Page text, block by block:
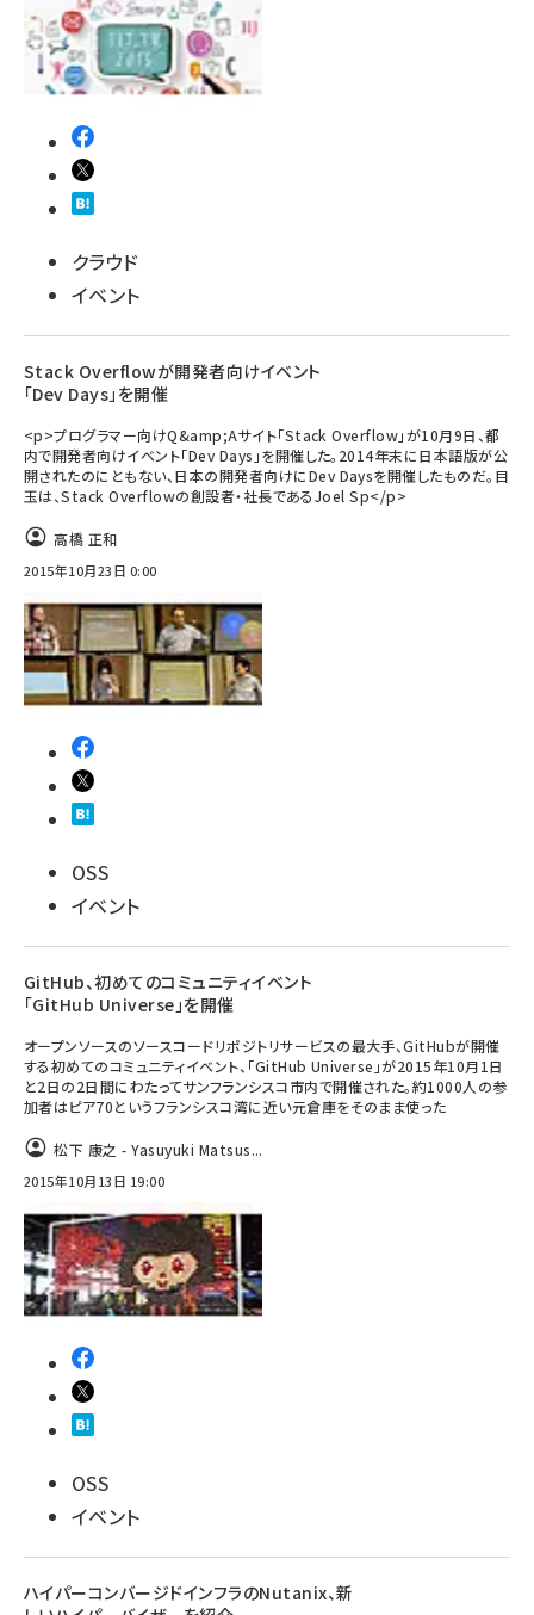
クラウド
イベント
Stack Overflowが開発者向けイベント
「Dev Days」を開催
<p>プログラマー向けQ&amp;Aサイト「Stack Overflow」が10月9日、都
内で開発者向けイベント「Dev Days」を開催した。2014年末に日本語版が公
開されたのにともない、日本の開発者向けにDev Daysを開催したものだ。目
玉は、Stack Overflowの創設者・社長であるJoel Sp</p>
高橋 正和
2015年10月23日 0:00
OSS
イベント
GitHub、初めてのコミュニティイベント
「GitHub Universe」を開催
オープンソースのソースコードリポジトリサービスの最大手、GitHubが開催
する初めてのコミュニティイベント、「GitHub Universe」が2015年10月1日
と2日の2日間にわたってサンフランシスコ市内で開催された。約1000人の参
加者はピア70というフランシスコ湾に近い元倉庫をそのまま使った
松下 康之 - Yasuyuki Matsus...
2015年10月13日 19:00
OSS
イベント
ハイパーコンバージドインフラのNutanix、新